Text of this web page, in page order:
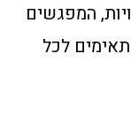
המפגשים
לכל